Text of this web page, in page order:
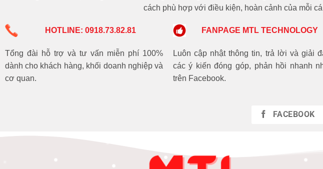
cách phù hợp với điều kiện, hoàn cảnh của mỗi
HOTLINE: 0918.73.82.81
Tổng đài hỗ trợ và tư vấn miễn phí 100%
dành cho khách hàng, khối doanh nghiệp và
cơ quan.
FANPAGE MTL TECHNOLOGY
Luôn cập nhật thông tin, trả lời và giải
các ý kiến đóng góp, phản hồi nhanh
trên Facebook.
FACEBOOK